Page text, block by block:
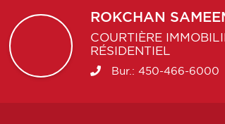
ROKCHAN
COURTIÈRE
RÉSIDENTIEL
Bur.: 450-466-6000